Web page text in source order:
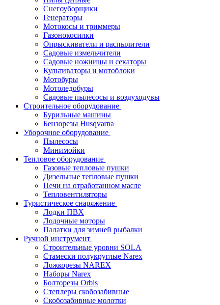
Снегоуборщики
Генераторы
Мотокосы и триммеры
Газонокосилки
Опрыскиватели и распылители
Садовые измельчители
Садовые ножницы и секаторы
Культиваторы и мотоблоки
Мотобуры
Мотоледобуры
Садовые пылесосы и воздуходувы
Строительное оборудование
Бурильные машины
Бензорезы Husqvarna
Уборочное оборудование
Пылесосы
Минимойки
Тепловое оборудование
Газовые тепловые пушки
Дизельные тепловые пушки
Печи на отработанном масле
Тепловентиляторы
Туристическое снаряжение
Лодки ПВХ
Лодочные моторы
Палатки для зимней рыбалки
Ручной инструмент
Строительные уровни SOLA
Стамески полукруглые Narex
Ложкорезы NAREX
Наборы Narex
Болторезы Orbis
Степлеры скобозабивные
Скобозабивные молотки